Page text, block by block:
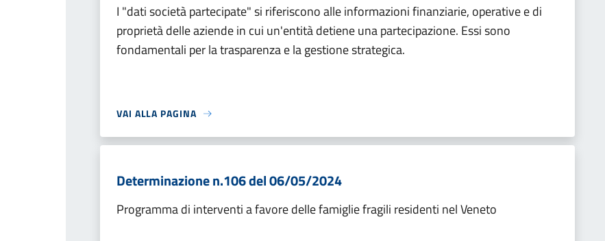
I "dati società partecipate" si riferiscono alle informazioni finanziarie, operative e di
proprietà delle aziende in cui un'entità detiene una partecipazione. Essi sono
fondamentali per la trasparenza e la gestione strategica.
VAI ALLA PAGINA
Determinazione n.106 del 06/05/2024
Programma di interventi a favore delle famiglie fragili residenti nel Veneto